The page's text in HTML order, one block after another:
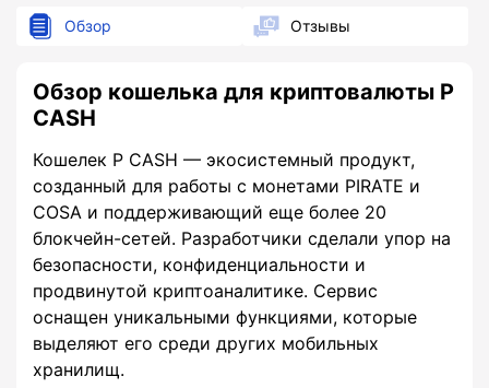
Обзор Отзывы
Обзор кошелька для криптовалюты P
CASH
Кошелек P CASH — экосистемный продукт,
созданный для работы с монетами PIRATE и
COSA и поддерживающий еще более 20
блокчейн-сетей. Разработчики сделали упор на
безопасности, конфиденциальности и
продвинутой криптоаналитике. Сервис
оснащен уникальными функциями, которые
выделяют его среди других мобильных
хранилищ.